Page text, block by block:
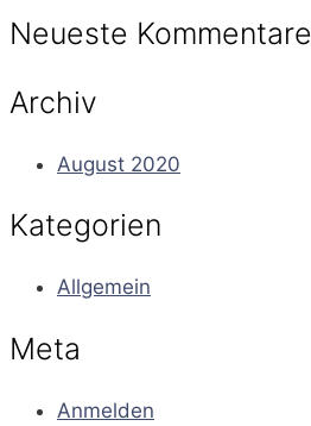
Neueste Kommentare
Archiv
August 2020
Kategorien
Allgemein
Meta
Anmelden